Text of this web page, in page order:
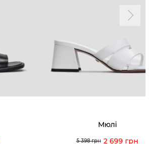
Мюлі
5 398 грн 2 699 грн
Мої перегляди